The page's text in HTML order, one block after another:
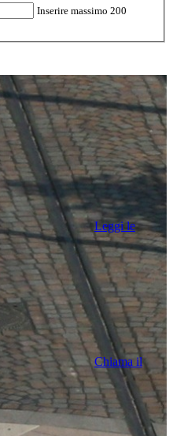
Inserire massimo 200
Leggi le
Chiama il